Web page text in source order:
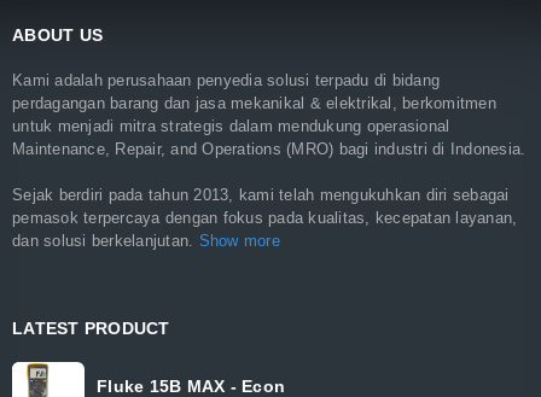
ABOUT US
Kami adalah perusahaan penyedia solusi terpadu di bidang
perdagangan barang dan jasa mekanikal & elektrikal, berkomitmen
untuk menjadi mitra strategis dalam mendukung operasional
Maintenance, Repair, and Operations (MRO) bagi industri di Indonesia.
Sejak berdiri pada tahun 2013, kami telah mengukuhkan diri sebagai
pemasok terpercaya dengan fokus pada kualitas, kecepatan layanan,
dan solusi berkelanjutan. Show more
LATEST PRODUCT
Fluke 15B MAX - Econ